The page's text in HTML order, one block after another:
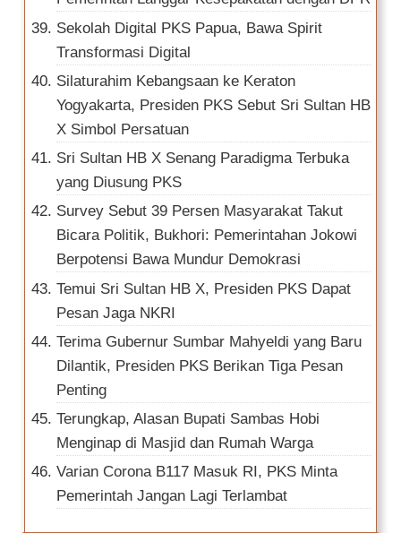
Sekolah Digital PKS Papua, Bawa Spirit
Transformasi Digital
Silaturahim Kebangsaan ke Keraton
Yogyakarta, Presiden PKS Sebut Sri Sultan HB
X Simbol Persatuan
Sri Sultan HB X Senang Paradigma Terbuka
yang Diusung PKS
Survey Sebut 39 Persen Masyarakat Takut
Bicara Politik, Bukhori: Pemerintahan Jokowi
Berpotensi Bawa Mundur Demokrasi
Temui Sri Sultan HB X, Presiden PKS Dapat
Pesan Jaga NKRI
Terima Gubernur Sumbar Mahyeldi yang Baru
Dilantik, Presiden PKS Berikan Tiga Pesan
Penting
Terungkap, Alasan Bupati Sambas Hobi
Menginap di Masjid dan Rumah Warga
Varian Corona B117 Masuk RI, PKS Minta
Pemerintah Jangan Lagi Terlambat